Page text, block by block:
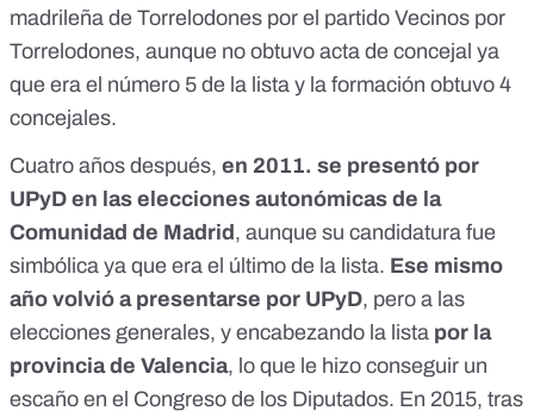
madrileña de Torrelodones por el partido Vecinos por
Torrelodones, aunque no obtuvo acta de concejal ya
que era el número 5 de la lista y la formación obtuvo 4
concejales.
Cuatro años después, en 2011. se presentó por
UPyD en las elecciones autonómicas de la
Comunidad de Madrid , aunque su candidatura fue
simbólica ya que era el último de la lista. Ese mismo
año volvió a presentarse por UPyD, pero a las
elecciones generales, y encabezando la lista por la
provincia de Valencia, lo que le hizo conseguir un
escaño en el Congreso de los Diputados. En 2015, tras